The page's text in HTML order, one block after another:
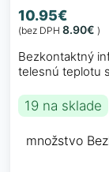
10.95€
(bez DPH 8.90€ )
Bezkontaktný
telesnú teplotu
19 na sklade
množstvo